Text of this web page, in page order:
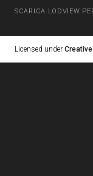
SCARICA LODVIEW
Licensed under